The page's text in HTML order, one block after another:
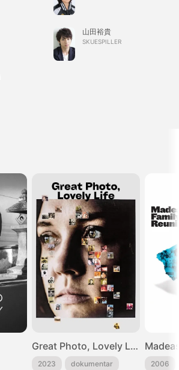
山田裕貴
SKUESPILLER
Great Photo, Lovely Life
2023 dokumentar 2006